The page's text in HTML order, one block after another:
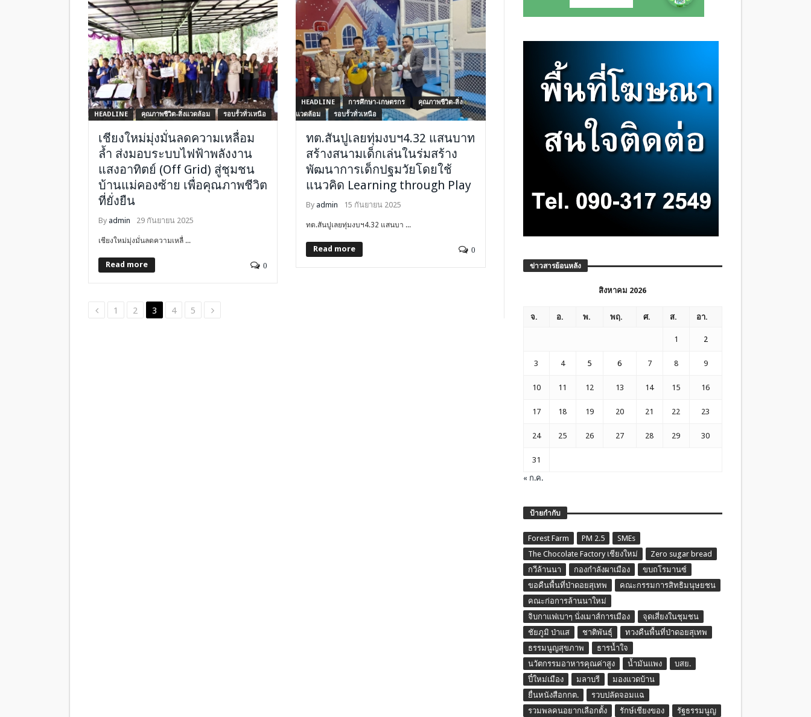
HEADLINE คุณภาพชีวิต-สิ่งแวดล้อม รอบรั้วทั่วเหนือ
เชียงใหม่มุ่งมั่นลดความเหลื่อม
ล้ำ ส่งมอบระบบไฟฟ้าพลังงาน
แสงอาทิตย์ (Off Grid) สู่ชุมชน
บ้านแม่คองซ้าย เพื่อคุณภาพชีวิต
ที่ยั่งยืน
By admin 29 กันยายน 2025
เชียงใหม่มุ่งมั่นลดความเหลื่ ...
Read more 0
HEADLINE การศึกษา-เกษตรกร
คุณภาพชีวิต-สิ่ง
แวดล้อม
รอบรั้วทั่วเหนือ
ทต.สันปูเลยทุ่มงบฯ4.32 แสนบาท
สร้างสนามเด็กเล่นในร่มสร้าง
พัฒนาการเด็กปฐมวัยโดยใช้
แนวคิด Learning through Play
By admin 15 กันยายน 2025
ทต.สันปูเลยทุ่มงบฯ4.32 แสนบา ...
Read more 0
1 2 3 4 5
ข่าวสารย้อนหลัง
สิงหาคม 2026
จ. อ. พ. พฤ. ศ. ส. อา.
1 2
3 4 5 6 7 8 9
10 11 12 13 14 15 16
17 18 19 20 21 22 23
24 25 26 27 28 29 30
31
« ก.ค.
ป้ายกำกับ
Forest Farm PM 2.5
SMEs
The Chocolate Factory เชียงใหม่
Zero sugar bread
กวีล้านนา
กองกำลังผาเมือง
ขบถโรมานซ์
ขอคืนพื้นที่ป่าดอยสุเทพ
คณะกรรมการสิทธิมนุษยชน
คณะก่อการล้านนาใหม่
จิบกาแฟเบาๆ นั่งเมาส์การเมือง
จุดเสี่ยงในชุมชน
ชัยภูมิ ป่าแส
ชาติพันธุ์
ทวงคืนพื้นที่ป่าดอยสุเทพ
ธรรมนูญสุขภาพ
ธารน้ำใจ
นวัตกรรมอาหารคุณค่าสูง
น้ำมันแพง
บสย.
ปี๋ใหม่เมือง
มลาบรี
มองแวดบ้าน
ยื่นหนังสือกกต.
รวบปลัดจอมแฉ
รวมพลคนอยากเลือกตั้ง
รักษ์เชียงของ รัฐธรรมนูญ